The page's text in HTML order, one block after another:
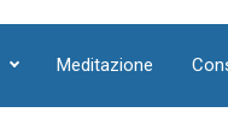
Meditazione